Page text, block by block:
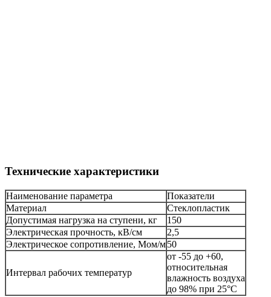
Технические характеристики
Наименование параметра
Показатели
Материал
Стеклопластик
Допустимая нагрузка на ступени, кг
150
Электрическая прочность, кВ/см
2,5
Электрическое сопротивление, Мом/м50
Интервал рабочих температур
от -55 до +60,
относительная
влажность воздуха
до 98% при 25°С